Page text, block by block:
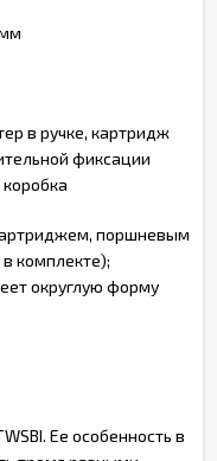
в ручке, картридж
фиксации
поршневым
комплекте);
округлую форму
Ее особенность в